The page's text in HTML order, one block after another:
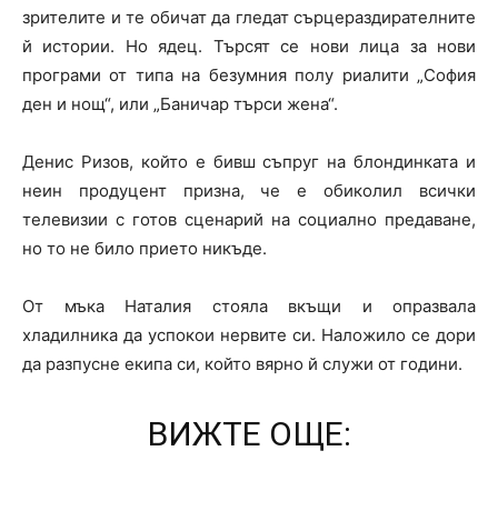
зрителите и те обичат да гледат сърцераздирателните
й истории. Но ядец. Търсят се нови лица за нови
програми от типа на безумния полу риалити „София
ден и нощ“, или „Баничар търси жена“.
Денис Ризов, който е бивш съпруг на блондинката и
неин продуцент призна, че е обиколил всички
телевизии с готов сценарий на социално предаване,
но то не било прието никъде.
От мъка Наталия стояла вкъщи и опразвала
хладилника да успокои нервите си. Наложило се дори
да разпусне екипа си, който вярно й служи от години.
ВИЖТЕ ОЩЕ: